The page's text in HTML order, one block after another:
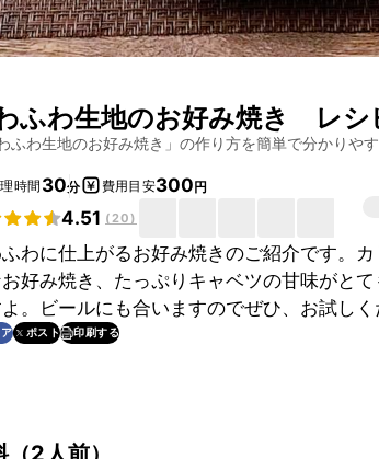
ふわ生地のお好み焼き レシ
ふわ生地のお好み焼き 」の作り方を簡単で分かりや
時間 30分 費用目安300円
4.51 (20)
わに仕上がるお好み焼きのご紹介です。
好み焼き、たっぷりキャベツの甘味がと
。ビールにも合いますのでぜひ、お試しく
ポスト 印刷する
（2人前）